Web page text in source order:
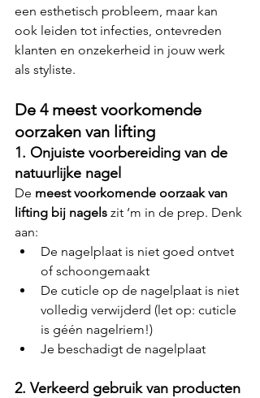
een esthetisch probleem, maar kan
ook leiden tot infecties, ontevreden
klanten en onzekerheid in jouw werk
als styliste.
De 4 meest voorkomende
oorzaken van lifting
1. Onjuiste voorbereiding van de
natuurlijke nagel
De meest voorkomende oorzaak van
lifting bij nagels zit ‘m in de prep. Denk
aan:
De nagelplaat is niet goed ontvet
of schoongemaakt
De cuticle op de nagelplaat is niet
volledig verwijderd (let op: cuticle
is géén nagelriem!)
Je beschadigt de nagelplaat
2. Verkeerd gebruik van producten